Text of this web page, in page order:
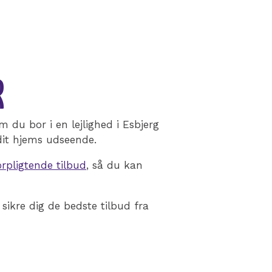
du bor i en lejlighed i Esbjerg
hjems udseende.
tilbud, så du kan
dig de bedste tilbud fra